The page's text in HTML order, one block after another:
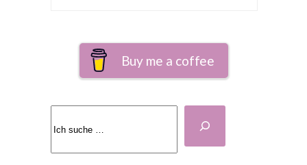
Buy me a coffee